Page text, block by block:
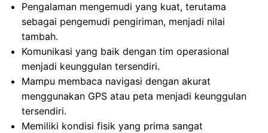
Pengalaman mengemudi yang kuat, terutama
sebagai pengemudi pengiriman, menjadi nilai
tambah.
Komunikasi yang baik dengan tim operasional
menjadi keunggulan tersendiri.
Mampu membaca navigasi dengan akurat
menggunakan GPS atau peta menjadi keunggulan
tersendiri.
Memiliki kondisi fisik yang prima sangat